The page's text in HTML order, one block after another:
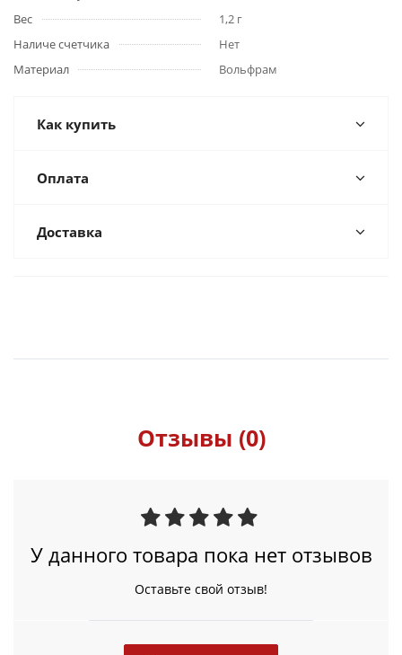
Вес
1,2 г
Наличе счетчика
Нет
Материал
Вольфрам
Как купить
Оплата
Доставка
Отзывы (0)
У данного товара пока нет отзывов
Оставьте свой отзыв!